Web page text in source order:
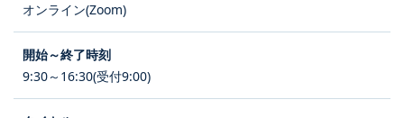
オンライン(Zoom)
9:30～16:30(受付9:00)